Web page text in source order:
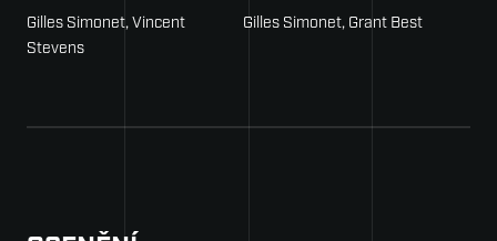
Gilles Simonet, Vincent
Stevens
Gilles Simonet, Grant Best